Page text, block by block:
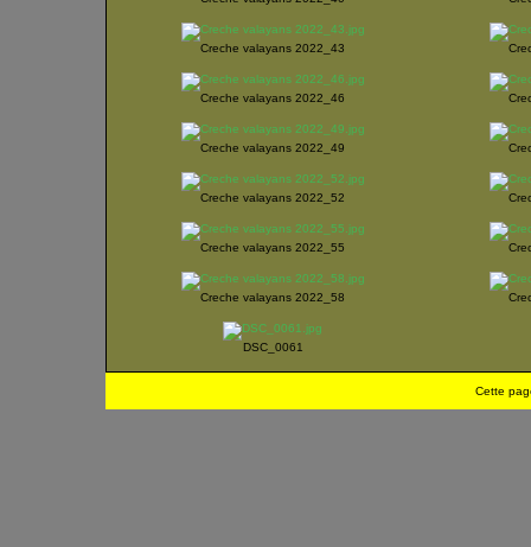
Creche valayans 2022_43
Creche valayans 2022_46
Creche valayans 2022_49
Creche valayans 2022_52
Creche valayans 2022_55
Creche valayans 2022_58
DSC_0061
Cette